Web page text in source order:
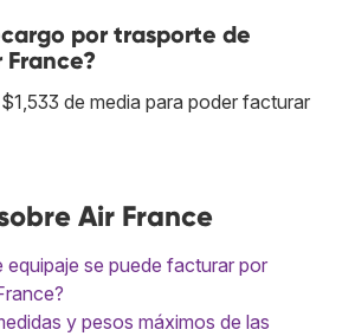
por trasporte de
de media para poder facturar
Air France
equipaje se puede facturar por
y pesos máximos de las